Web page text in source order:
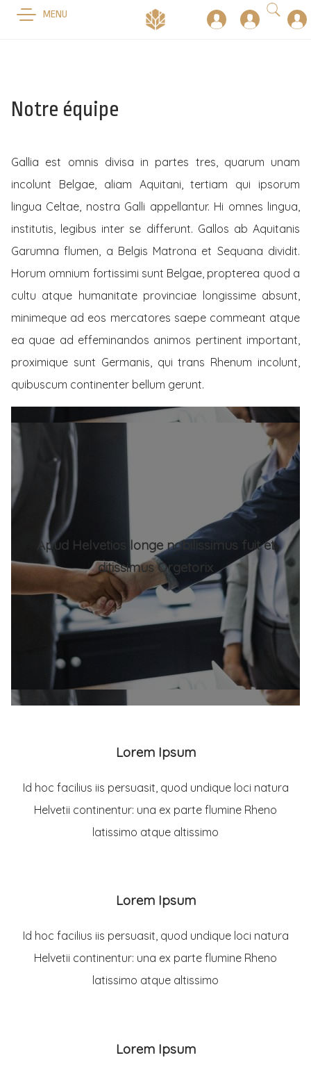
MENU
Notre équipe
Gallia est omnis divisa in partes tres, quarum unam
incolunt Belgae, aliam Aquitani, tertiam qui ipsorum
lingua Celtae, nostra Galli appellantur. Hi omnes lingua,
institutis, legibus inter se differunt. Gallos ab Aquitanis
Garumna flumen, a Belgis Matrona et Sequana dividit.
Horum omnium fortissimi sunt Belgae, propterea quod a
cultu atque humanitate provinciae longissime absunt,
minimeque ad eos mercatores saepe commeant atque
ea quae ad effeminandos animos pertinent important,
proximique sunt Germanis, qui trans Rhenum incolunt,
quibuscum continenter bellum gerunt.
Apud Helvetios longe nobilissimus fuit et
ditissimus Orgetorix
Lorem Ipsum
Id hoc facilius iis persuasit, quod undique loci natura
Helvetii continentur: una ex parte flumine Rheno
latissimo atque altissimo
Lorem Ipsum
Id hoc facilius iis persuasit, quod undique loci natura
Helvetii continentur: una ex parte flumine Rheno
latissimo atque altissimo
Lorem Ipsum